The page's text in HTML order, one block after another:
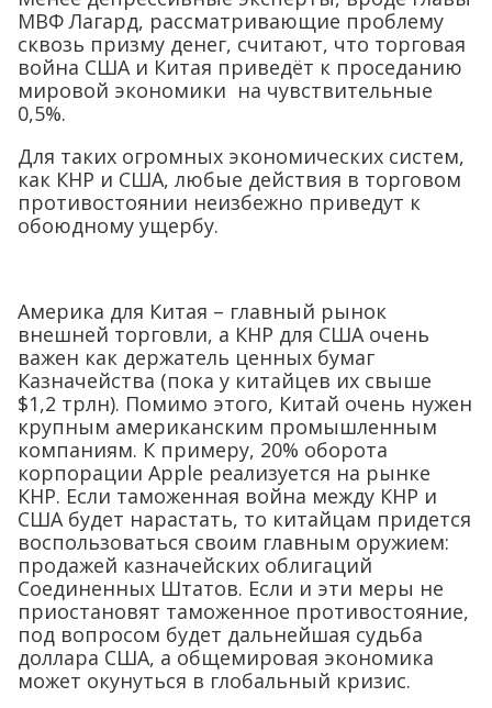
МВФ Лагард, рассматривающие проблему
сквозь призму денег, считают, что торговая
война США и Китая приведёт к проседанию
мировой экономики на чувствительные
0,5%.
Для таких огромных экономических систем,
как КНР и США, любые действия в торговом
противостоянии неизбежно приведут к
обоюдному ущербу.
Америка для Китая – главный рынок
внешней торговли, а КНР для США очень
важен как держатель ценных бумаг
Казначейства (пока у китайцев их свыше
$1,2 трлн). Помимо этого, Китай очень нужен
крупным американским промышленным
компаниям. К примеру, 20% оборота
корпорации Apple реализуется на рынке
КНР. Если таможенная война между КНР и
США будет нарастать, то китайцам придется
воспользоваться своим главным оружием:
продажей казначейских облигаций
Соединенных Штатов. Если и эти меры не
приостановят таможенное противостояние,
под вопросом будет дальнейшая судьба
доллара США, а общемировая экономика
может окунуться в глобальный кризис.